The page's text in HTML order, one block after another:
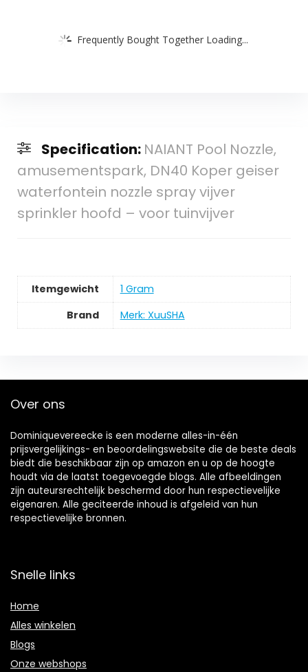
Frequently Bought Together Loading...
Specification: NAIANT Pool Nozzle,
amusementspark, DN40 Koper geiser
waterfontein nozzle spray vijver
sprinkler hoofd – voor tuinvijver
Itemgewicht
‎1 Gram
Brand
Merk: XuuSHA
Over ons
Dominiquevereecke is een moderne alles-in-één
prijsvergelijkings- en beoordelingswebsite die de beste deals
biedt die beschikbaar zijn op amazon en u op de hoogte
houdt via de laatst toegevoegde blogs. Alle afbeeldingen
zijn auteursrechtelijk beschermd door hun respectievelijke
eigenaren. Alle geciteerde inhoud is afgeleid van hun
respectievelijke bronnen.
Snelle links
Home
Alles winkelen
Blogs
Onze webshops